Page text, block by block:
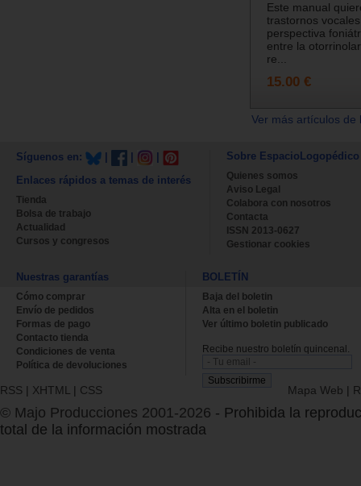
Este manual
trastornos
perspectiva
entre la
re...
15.00 €
Ver más artículos
Síguenos en:
Enlaces rápidos a temas de interés
Tienda
Bolsa de trabajo
Actualidad
Cursos y congresos
Sobre EspacioLogopédico
Quienes somos
Aviso Legal
Colabora con nosotros
Contacta
ISSN 2013-0627
Gestionar cookies
Nuestras garantías
Cómo comprar
Envío de pedidos
Formas de pago
Contacto tienda
Condiciones de venta
Política de devoluciones
BOLETÍN
Baja del boletin
Alta en el boletin
Ver último boletin publicado
Recibe nuestro boletín quincenal.
RSS | XHTML | CSS Mapa Web |
© Majo Producciones 2001-2026 - Prohibida la
total de la información mostrada